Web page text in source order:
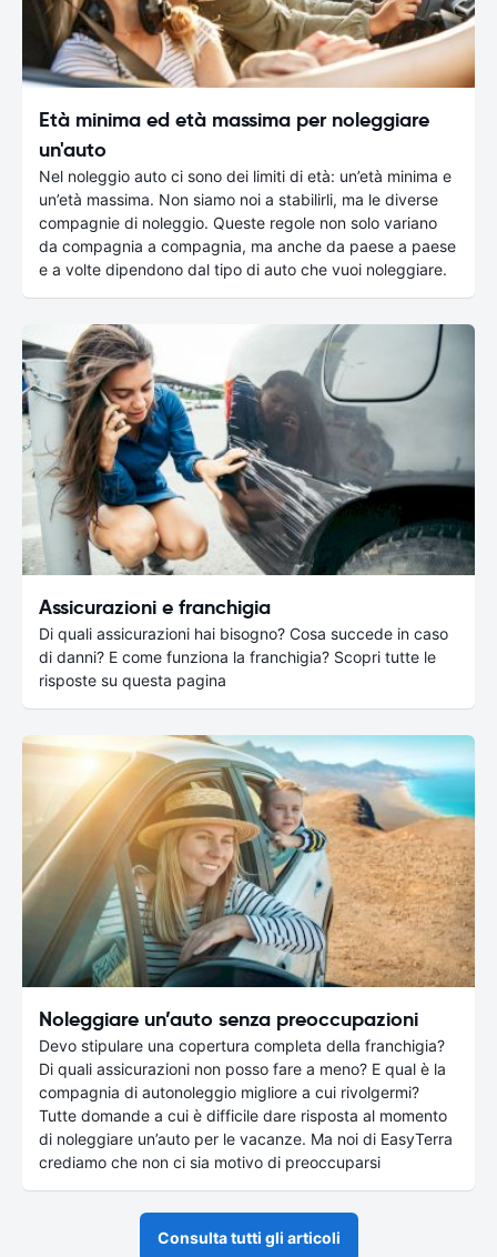
Età minima ed età massima per noleggiare
un'auto
Nel noleggio auto ci sono dei limiti di età: un’età minima e
un’età massima. Non siamo noi a stabilirli, ma le diverse
compagnie di noleggio. Queste regole non solo variano
da compagnia a compagnia, ma anche da paese a paese
e a volte dipendono dal tipo di auto che vuoi noleggiare.
Assicurazioni e franchigia
Di quali assicurazioni hai bisogno? Cosa succede in caso
di danni? E come funziona la franchigia? Scopri tutte le
risposte su questa pagina
Noleggiare un’auto senza preoccupazioni
Devo stipulare una copertura completa della franchigia?
Di quali assicurazioni non posso fare a meno? E qual è la
compagnia di autonoleggio migliore a cui rivolgermi?
Tutte domande a cui è difficile dare risposta al momento
di noleggiare un’auto per le vacanze. Ma noi di EasyTerra
crediamo che non ci sia motivo di preoccuparsi
Consulta tutti gli articoli